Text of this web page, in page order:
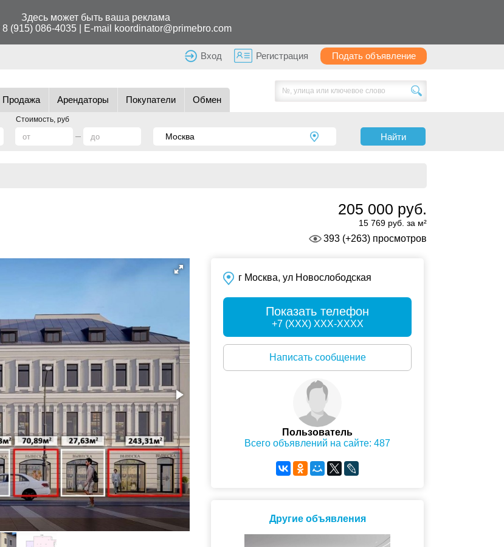
Здесь может быть ваша реклама
8 (915) 086-4035| E-mail koordinator@primebro.com
Вход Регистрация Подать объявление
Продажа Арендаторы Покупатели Обмен
Стоимость, руб
Найти
205 000 руб.
15 769 руб. за м²
393 (+263) просмотров
г Москва, ул Новослободская
Показать телефон
+7 (XXX) XXX-XXXX
Написать сообщение
Пользователь
Всего объявлений на сайте: 487
Другие объявления